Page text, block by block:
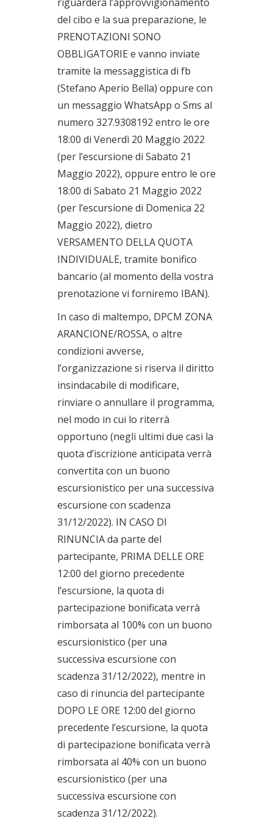
del cibo e la sua preparazione, le
PRENOTAZIONI SONO
OBBLIGATORIE e vanno inviate
tramite la messaggistica di fb
(Stefano Aperio Bella) oppure con
un messaggio WhatsApp o Sms al
numero 327.9308192 entro le ore
18:00 di Venerdì 20 Maggio 2022
(per l’escursione di Sabato 21
Maggio 2022), oppure entro le ore
18:00 di Sabato 21 Maggio 2022
(per l’escursione di Domenica 22
Maggio 2022), dietro
VERSAMENTO DELLA QUOTA
INDIVIDUALE, tramite bonifico
bancario (al momento della vostra
prenotazione vi forniremo IBAN).
In caso di maltempo, DPCM ZONA
ARANCIONE/ROSSA, o altre
condizioni avverse,
l’organizzazione si riserva il diritto
insindacabile di modificare,
rinviare o annullare il programma,
nel modo in cui lo riterrà
opportuno (negli ultimi due casi la
quota d’iscrizione anticipata verrà
convertita con un buono
escursionistico per una successiva
escursione con scadenza
31/12/2022). IN CASO DI
RINUNCIA da parte del
partecipante, PRIMA DELLE ORE
12:00 del giorno precedente
l’escursione, la quota di
partecipazione bonificata verrà
rimborsata al 100% con un buono
escursionistico (per una
successiva escursione con
scadenza 31/12/2022), mentre in
caso di rinuncia del partecipante
DOPO LE ORE 12:00 del giorno
precedente l’escursione, la quota
di partecipazione bonificata verrà
rimborsata al 40% con un buono
escursionistico (per una
successiva escursione con
scadenza 31/12/2022).